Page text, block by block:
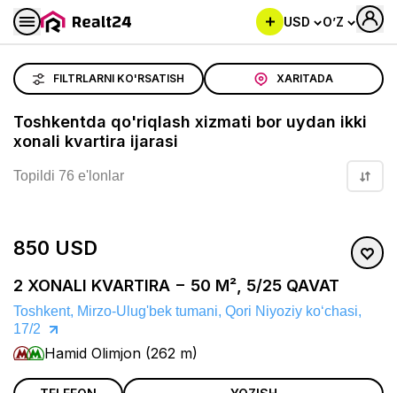
USD O’Z
FILTRLARNI KO'RSATISH XARITADA
Toshkentda qo'riqlash xizmati bor uydan ikki
xonali kvartira ijarasi
Topildi 76 e'lonlar
850 USD
2 XONALI KVARTIRA − 50 M², 5/25 QAVAT
Toshkent, Mirzo-Ulug'bek tumani, Qori Niyoziy koʻchasi,
17/2
Hamid Olimjon (262 m)